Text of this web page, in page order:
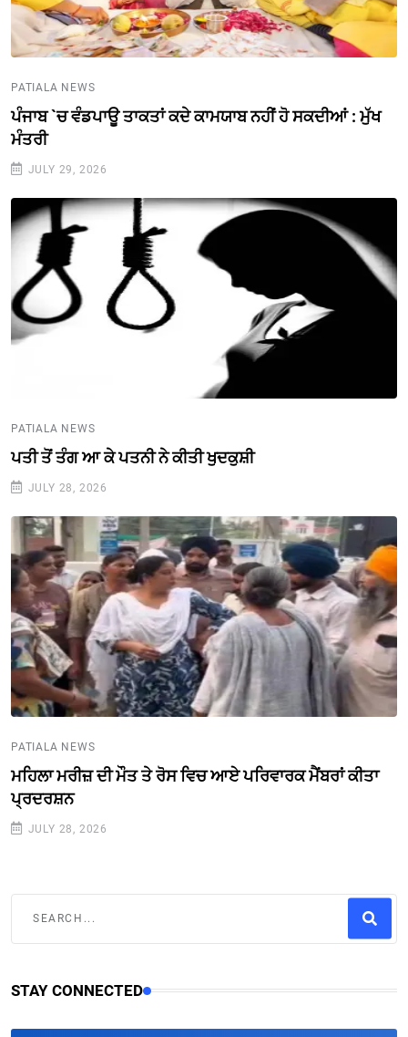
PATIALA NEWS
ਪੰਜਾਬ `ਚ ਵੰਡਪਾਊ ਤਾਕਤਾਂ ਕਦੇ ਕਾਮਯਾਬ ਨਹੀਂ ਹੋ ਸਕਦੀਆਂ : ਮੁੱਖ
ਮੰਤਰੀ
JULY 29, 2026
PATIALA NEWS
ਪਤੀ ਤੋਂ ਤੰਗ ਆ ਕੇ ਪਤਨੀ ਨੇ ਕੀਤੀ ਖੁਦਕੁਸ਼ੀ
JULY 28, 2026
PATIALA NEWS
ਮਹਿਲਾ ਮਰੀਜ਼ ਦੀ ਮੌਤ ਤੇ ਰੋਸ ਵਿਚ ਆਏ ਪਰਿਵਾਰਕ ਮੈਂਬਰਾਂ ਕੀਤਾ
ਪ੍ਰਦਰਸ਼ਨ
JULY 28, 2026
STAY CONNECTED